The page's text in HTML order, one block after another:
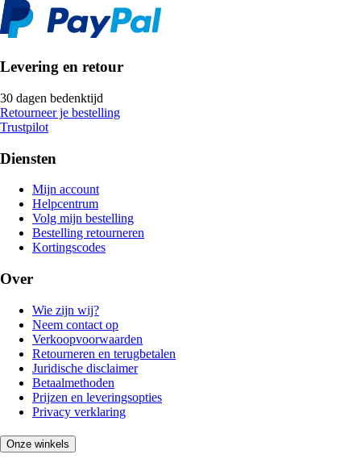
Levering en retour
30 dagen bedenktijd
Retourneer je bestelling
Trustpilot
Diensten
Mijn account
Helpcentrum
Volg mijn bestelling
Bestelling retourneren
Kortingscodes
Over
Wie zijn wij?
Neem contact op
Verkoopvoorwaarden
Retourneren en terugbetalen
Juridische disclaimer
Betaalmethoden
Prijzen en leveringsopties
Privacy verklaring
Onze winkels